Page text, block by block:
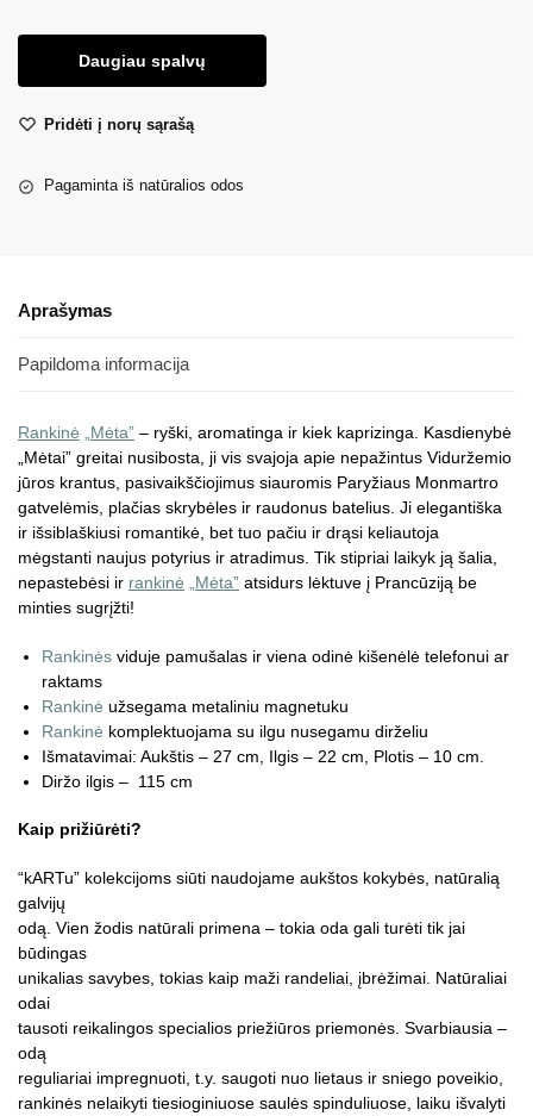
Daugiau spalvų
Pridėti į norų sąrašą
Pagaminta iš natūralios odos
Aprašymas
Papildoma informacija
Rankinė „Mėta” – ryški, aromatinga ir kiek kaprizinga. Kasdienybė
„Mėtai” greitai nusibosta, ji vis svajoja apie nepažintus Viduržemio
jūros krantus, pasivaikščiojimus siauromis Paryžiaus Monmartro
gatvelėmis, plačias skrybėles ir raudonus batelius. Ji elegantiška
ir išsiblaškiusi romantikė, bet tuo pačiu ir drąsi keliautoja
mėgstanti naujus potyrius ir atradimus. Tik stipriai laikyk ją šalia,
nepastebėsi ir rankinė „Mėta” atsidurs lėktuve į Prancūziją be
minties sugrįžti!
Rankinės viduje pamušalas ir viena odinė kišenėlė telefonui ar
raktams
Rankinė užsegama metaliniu magnetuku
Rankinė komplektuojama su ilgu nusegamu dirželiu
Išmatavimai: Aukštis – 27 cm, Ilgis – 22 cm, Plotis – 10 cm.
Diržo ilgis – 115 cm
Kaip prižiūrėti?
“kARTu” kolekcijoms siūti naudojame aukštos kokybės, natūralią
galvijų
odą. Vien žodis natūrali primena – tokia oda gali turėti tik jai
būdingas
unikalias savybes, tokias kaip maži randeliai, įbrėžimai. Natūraliai
odai
tausoti reikalingos specialios priežiūros priemonės. Svarbiausia –
odą
reguliariai impregnuoti, t.y. saugoti nuo lietaus ir sniego poveikio,
rankinės nelaikyti tiesioginiuose saulės spinduliuose, laiku išvalyti